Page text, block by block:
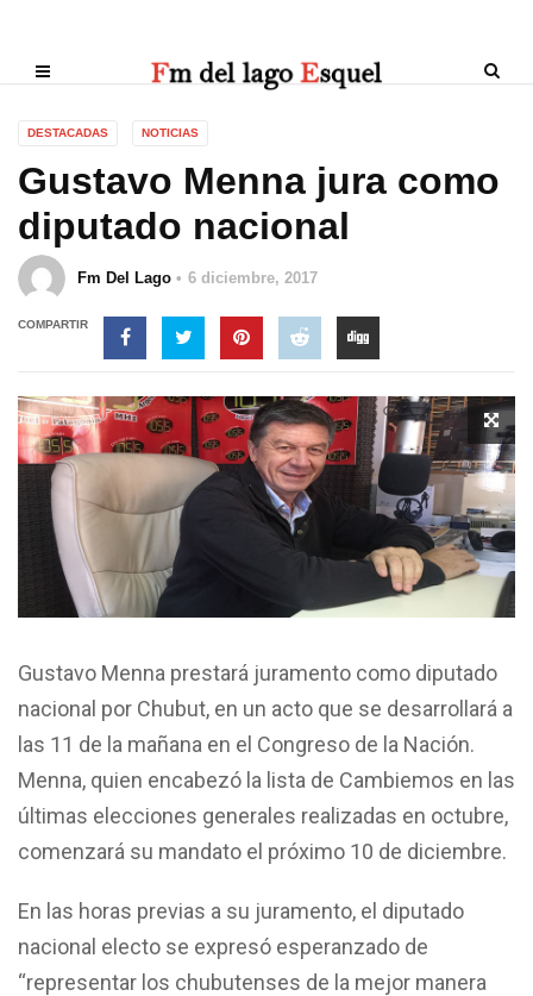
DESTACADAS NOTICIAS
Gustavo Menna jura como
diputado nacional
Fm Del Lago 6 diciembre, 2017
COMPARTIR
Gustavo Menna prestará juramento como diputado
nacional por Chubut, en un acto que se desarrollará a
las 11 de la mañana en el Congreso de la Nación.
Menna, quien encabezó la lista de Cambiemos en las
últimas elecciones generales realizadas en octubre,
comenzará su mandato el próximo 10 de diciembre.
En las horas previas a su juramento, el diputado
nacional electo se expresó esperanzado de
“representar los chubutenses de la mejor manera